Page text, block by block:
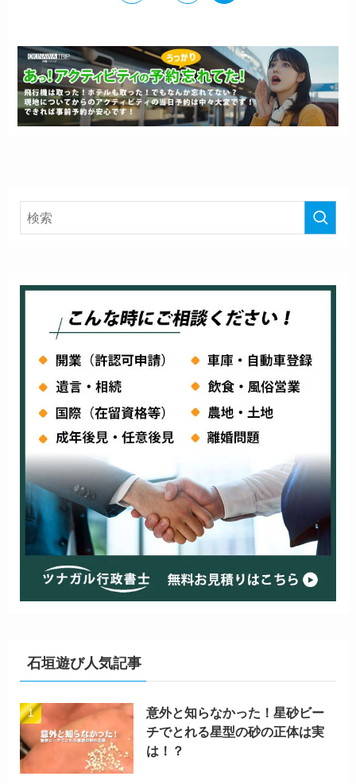
石垣遊び人気記事
意外と知らなかった！星砂ビー
チでとれる星型の砂の正体は実
は！？